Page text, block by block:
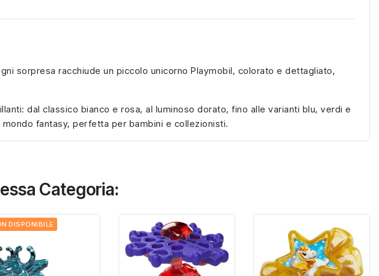
sorpresa racchiude un piccolo unicorno Playmobil, colorato e dettagliato,
dal classico bianco e rosa, al luminoso dorato, fino alle varianti blu, verdi e
fantasy, perfetta per bambini e collezionisti.
Categoria:
DISPONIBILE